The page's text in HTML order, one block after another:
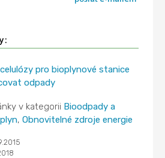
pro bioplynové stanice
odpady
v kategorii Bioodpady a
,Obnovitelné zdroje energie